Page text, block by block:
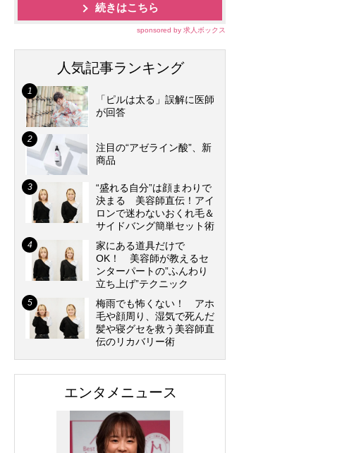
続きはこちら
sponsored by 求人ボックス
人気記事ランキング
「ピルは太る」誤解に医師
が回答
注目の“アゼライン酸”、新
商品
“盛れる自分”は顔まわりで
決まる 美容師直伝！アイ
ロンで迷わないおくれ毛＆
サイドバング簡単セット術
家にある道具だけで
OK！ 美容師が教えるセ
ンターパートの”ふんわり
立ち上げ”テクニック
梅雨でも怖くない！ アホ
毛や顔周り、湿気で死んだ
髪や寝グセを救う美容師直
伝のリカバリー術
エンタメニュース